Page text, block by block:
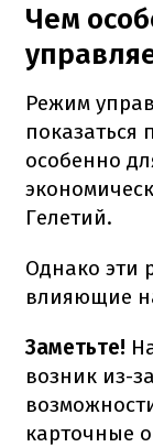
Чем
Режим
особенно
Гелетий.
Однако эти
влияющие
Заметьте!
возник из-
карточные